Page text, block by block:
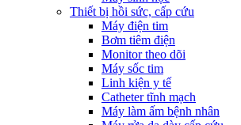
Thiết bị hồi sức, cấp cứu
Máy điện tim
Bơm tiêm điện
Monitor theo dõi
Máy sốc tim
Linh kiện y tế
Catheter tĩnh mạch
Máy làm ấm bệnh nhân